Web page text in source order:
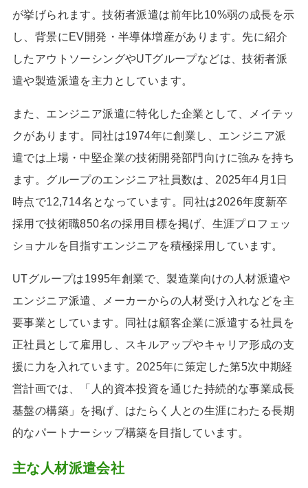
が挙げられます。技術者派遣は前年比10%弱の成長を示
し、背景にEV開発・半導体増産があります。先に紹介
したアウトソーシングやUTグループなどは、技術者派
遣や製造派遣を主力としています。
また、エンジニア派遣に特化した企業として、メイテッ
クがあります。同社は1974年に創業し、エンジニア派
遣では上場・中堅企業の技術開発部門向けに強みを持ち
ます。グループのエンジニア社員数は、2025年4月1日
時点で12,714名となっています。同社は2026年度新卒
採用で技術職850名の採用目標を掲げ、生涯プロフェッ
ショナルを目指すエンジニアを積極採用しています。
UTグループは1995年創業で、製造業向けの人材派遣や
エンジニア派遣、メーカーからの人材受け入れなどを主
要事業としています。同社は顧客企業に派遣する社員を
正社員として雇用し、スキルアップやキャリア形成の支
援に力を入れています。2025年に策定した第5次中期経
営計画では、「人的資本投資を通じた持続的な事業成長
基盤の構築」を掲げ、はたらく人との生涯にわたる長期
的なパートナーシップ構築を目指しています。
主な人材派遣会社